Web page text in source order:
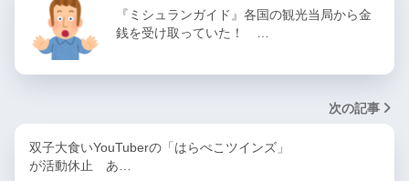
『ミシュランガイド』各国の観光当局から金
銭を受け取っていた！ …
次の記事
双子大食いYouTuberの「はらぺこツインズ」
が活動休止 あ…